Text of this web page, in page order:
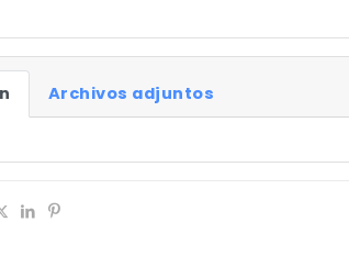
Archivos adjuntos